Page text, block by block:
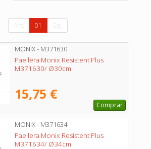
Ant. 01 Sig.
MONIX - M371630
Paellera Monix Resistent Plus
M371630/ Ø30cm
15,75 €
Comprar
MONIX - M371634
Paellera Monix Resistent Plus
M371634/ Ø34cm